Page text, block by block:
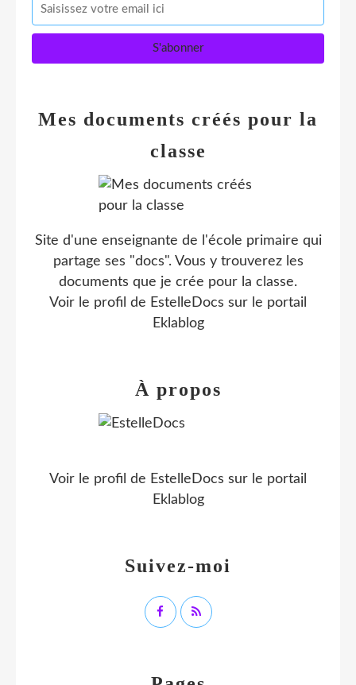
Mes documents créés pour la
classe
Site d'une enseignante de l'école primaire qui
partage ses "docs". Vous y trouverez les
documents que je crée pour la classe.
Voir le profil de EstelleDocs sur le portail
Eklablog
Suivez-moi
À propos
Voir le profil de EstelleDocs sur le portail
Eklablog